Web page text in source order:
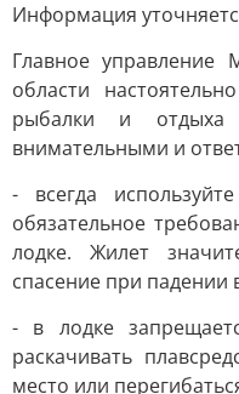
Информация
Главное управление
области
рыбалки и
внимательными и
- всегда
обязательное
лодке. Жилет
спасение при падении
- в лодке
раскачивать
место или